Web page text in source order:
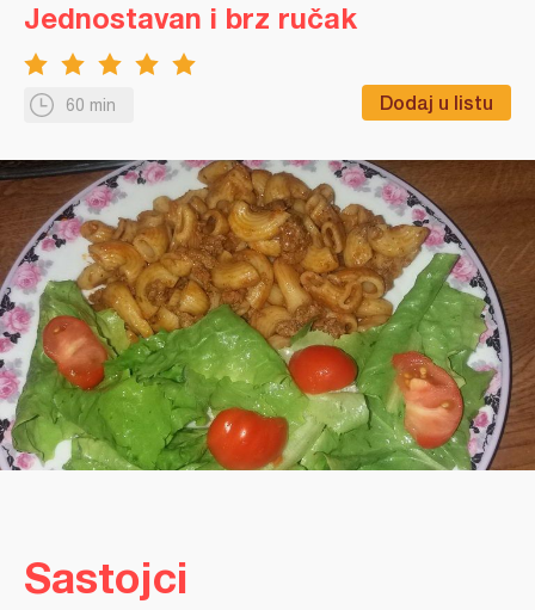
60 min Dodaj u listu
Jednostavan i brz ručak
Sastojci